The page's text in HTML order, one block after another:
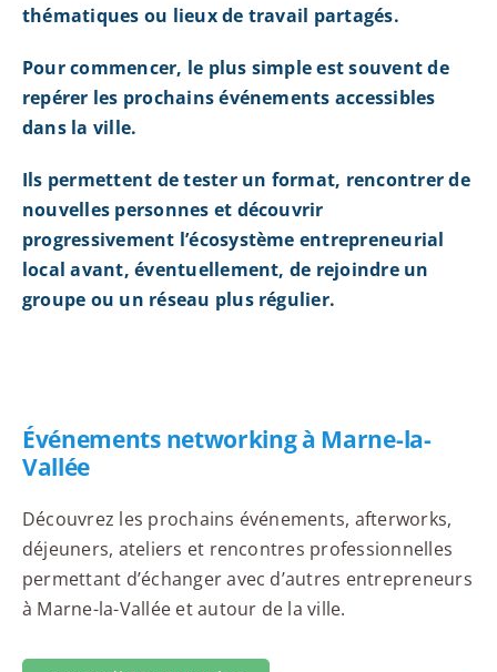
thématiques ou lieux de travail partagés.
Pour commencer, le plus simple est souvent de
repérer les prochains événements accessibles
dans la ville.
Ils permettent de tester un format, rencontrer de
nouvelles personnes et découvrir
progressivement l’écosystème entrepreneurial
local avant, éventuellement, de rejoindre un
groupe ou un réseau plus régulier.
Événements networking à Marne-la-
Vallée
Découvrez les prochains événements, afterworks,
déjeuners, ateliers et rencontres professionnelles
permettant d’échanger avec d’autres entrepreneurs
à Marne-la-Vallée et autour de la ville.